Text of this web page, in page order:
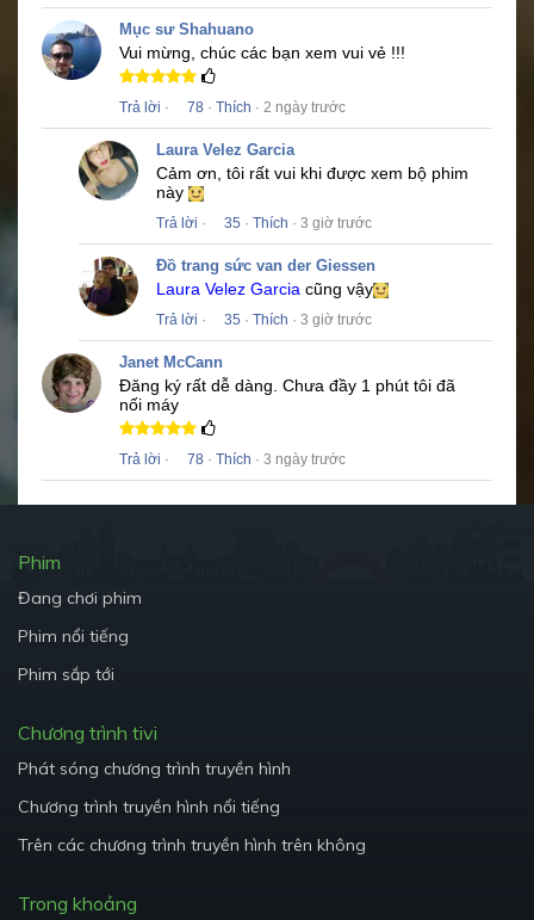
Mục sư Shahuano
Vui mừng, chúc các bạn xem vui vẻ !!!
Trả lời · 78 · Thích · 2 ngày trước
Laura Velez Garcia
Cảm ơn, tôi rất vui khi được xem bộ phim
này
Trả lời · 35 · Thích · 3 giờ trước
Đồ trang sức van der Giessen
Laura Velez Garcia cũng vậy
Trả lời · 35 · Thích · 3 giờ trước
Janet McCann
Đăng ký rất dễ dàng. Chưa đầy 1 phút tôi đã
nối máy
Trả lời · 78 · Thích · 3 ngày trước
Phim
Đang chơi phim
Phim nổi tiếng
Phim sắp tới
Chương trình tivi
Phát sóng chương trình truyền hình
Chương trình truyền hình nổi tiếng
Trên các chương trình truyền hình trên không
Trong khoảng